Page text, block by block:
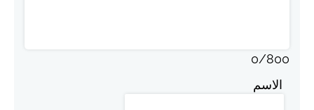
0/800
الاسم